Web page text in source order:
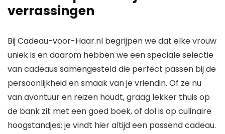
verrassingen
Bij Cadeau-voor-Haar.nl begrijpen we dat elke vrouw
uniek is en daarom hebben we een speciale selectie
van cadeaus samengesteld die perfect passen bij de
persoonlijkheid en smaak van je vriendin. Of ze nu
van avontuur en reizen houdt, graag lekker thuis op
de bank zit met een goed boek, of dol is op culinaire
hoogstandjes; je vindt hier altijd een passend cadeau.